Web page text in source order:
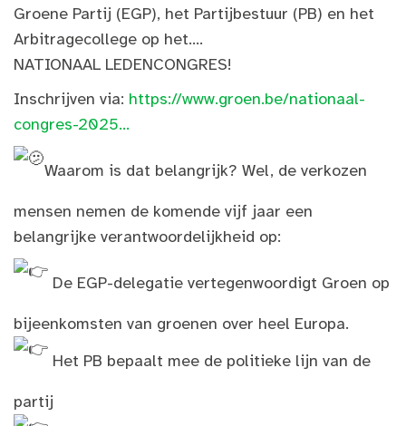
Groene Partij (EGP), het Partijbestuur (PB) en het
Arbitragecollege op het....
NATIONAAL LEDENCONGRES!
Inschrijven via: https://www.groen.be/nationaal-
congres-2025...
Waarom is dat belangrijk? Wel, de verkozen
mensen nemen de komende vijf jaar een
belangrijke verantwoordelijkheid op:
De EGP-delegatie vertegenwoordigt Groen op
bijeenkomsten van groenen over heel Europa.
Het PB bepaalt mee de politieke lijn van de
partij